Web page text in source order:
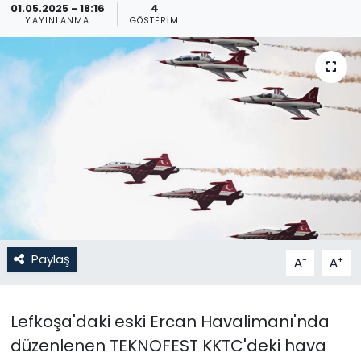
01.05.2025 - 18:16
YAYINLANMA
4
GÖSTERIM
Paylaş A- A+
Lefkoşa'daki eski Ercan Havalimanı'nda
düzenlenen TEKNOFEST KKTC'deki hava
Gündem
KKTC
KKTC YEREL SEÇİM 2018
Nöbetçi Eczaneler
Otomobil Dünyası